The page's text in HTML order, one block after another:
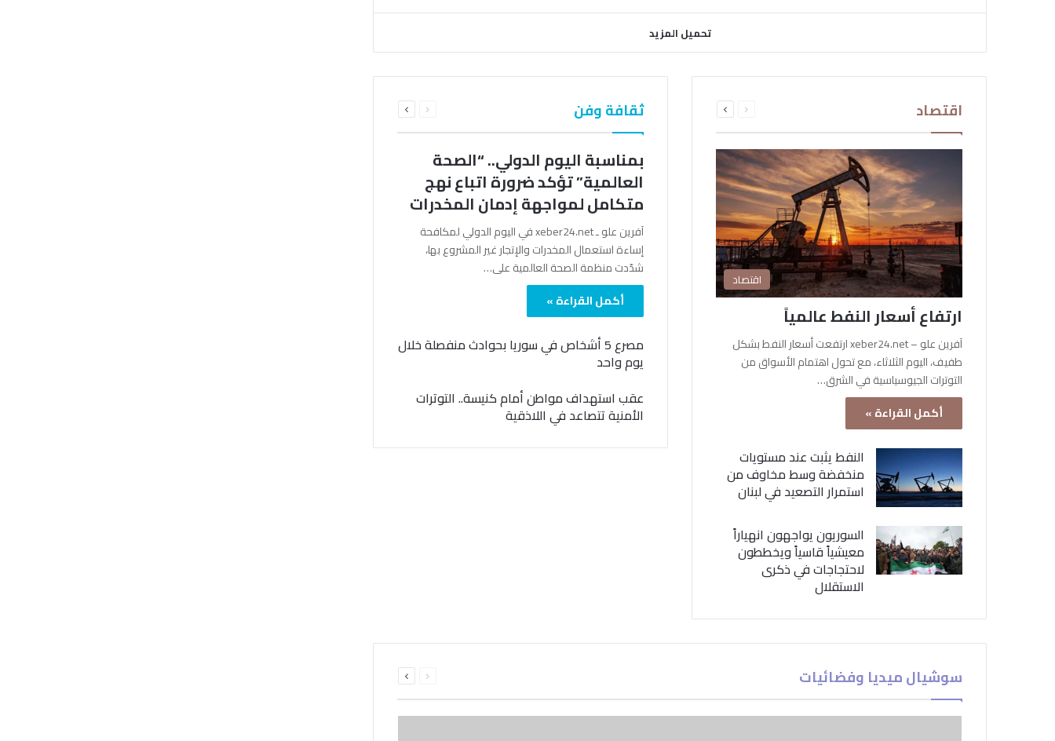
تحميل المزيد
اقتصاد الصفحةالصفحة
اقتصاد
ارتفاع أسعار النفط عالمياً
آفرين علو – xeber24.net ارتفعت أسعار النفط بشكل
طفيف، اليوم الثلاثاء، مع تحول اهتمام الأسواق من
التوترات الجيوسياسية في الشرق…
أكمل القراءة »
النفط يثبت عند مستويات
منخفضة وسط مخاوف من
استمرار التصعيد في لبنان
السوريون يواجهون انهياراً
معيشياً قاسياً ويخططون
لاحتجاجات في ذكرى
الاستقلال
ثقافة وفن الصفحةالصفحة
بمناسبة اليوم الدولي.. “الصحة
العالمية” تؤكد ضرورة اتباع نهج
متكامل لمواجهة إدمان المخدرات
آفرين علو ـ xeber24.net في اليوم الدولي لمكافحة
إساءة استعمال المخدرات والإتجار غير المشروع بها،
شدّدت منظمة الصحة العالمية على…
أكمل القراءة »
مصرع 5 أشخاص في سوريا بحوادث منفصلة خلال
يوم واحد
عقب استهداف مواطن أمام كنيسة.. التوترات
الأمنية تتصاعد في اللاذقية
سوشيال ميديا وفضائيات الصفحةالصفحة